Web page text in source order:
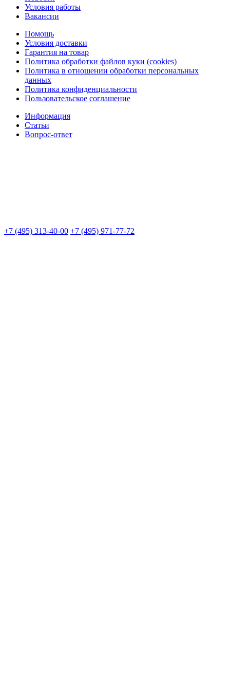
Условия работы
Вакансии
Помощь
Условия доставки
Гарантия на товар
Политика обработки файлов куки (cookies)
Политика в отношении обработки персональных
данных
Политика конфиденциальности
Пользовательское соглашение
Информация
Статьи
Вопрос-ответ
+7 (495) 313-40-00 +7 (495) 971-77-72